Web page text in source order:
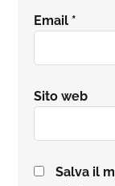
Email *
Sito web
Salva il